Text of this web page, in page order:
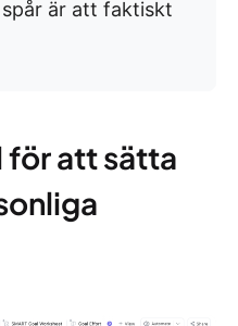
är att faktiskt
att sätta